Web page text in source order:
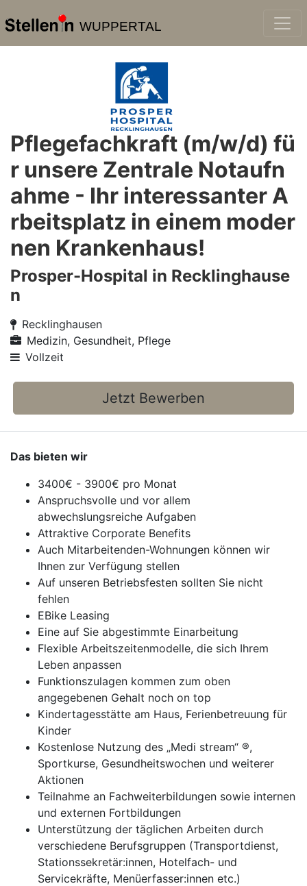
WUPPERTAL
Pflegefachkraft (m/w/d) fü
r unsere Zentrale Notaufn
ahme - Ihr interessanter A
rbeitsplatz in einem moder
nen Krankenhaus!
Prosper-Hospital in Recklinghause
n
Recklinghausen
Medizin, Gesundheit, Pflege
Vollzeit
Jetzt Bewerben
Das bieten wir
3400€ - 3900€ pro Monat
Anspruchsvolle und vor allem
abwechslungsreiche Aufgaben
Attraktive Corporate Benefits
Auch Mitarbeitenden-Wohnungen können wir
Ihnen zur Verfügung stellen
Auf unseren Betriebsfesten sollten Sie nicht
fehlen
EBike Leasing
Eine auf Sie abgestimmte Einarbeitung
Flexible Arbeitszeitenmodelle, die sich Ihrem
Leben anpassen
Funktionszulagen kommen zum oben
angegebenen Gehalt noch on top
Kindertagesstätte am Haus, Ferienbetreuung für
Kinder
Kostenlose Nutzung des „Medi stream“ ®,
Sportkurse, Gesundheitswochen und weiterer
Aktionen
Teilnahme an Fachweiterbildungen sowie internen
und externen Fortbildungen
Unterstützung der täglichen Arbeiten durch
verschiedene Berufsgruppen (Transportdienst,
Stationssekretär:innen, Hotelfach- und
Servicekräfte, Menüerfasser:innen etc.)